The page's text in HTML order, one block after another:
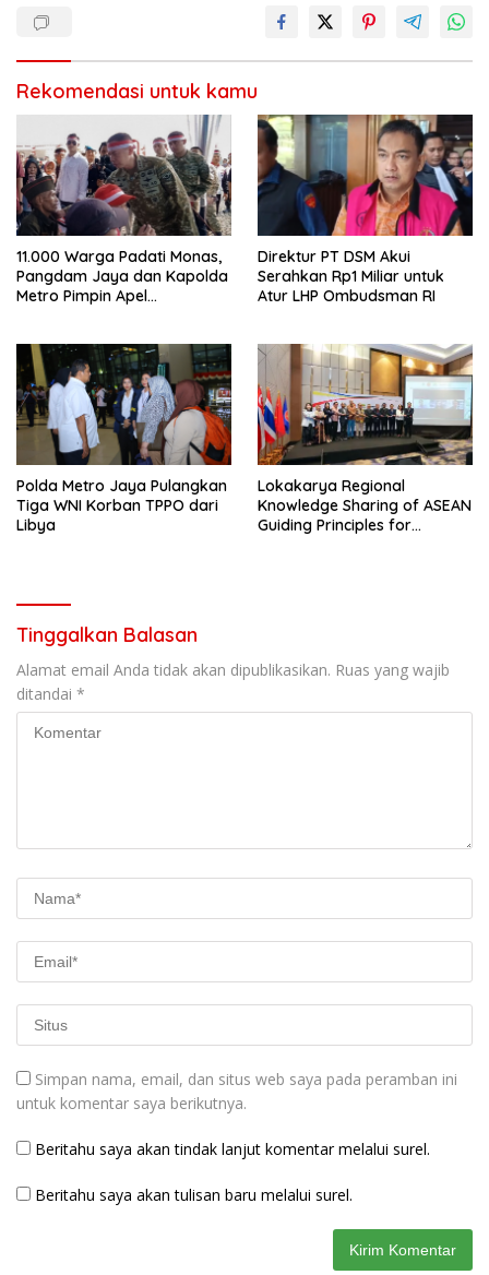
Rekomendasi untuk kamu
11.000 Warga Padati Monas,
Pangdam Jaya dan Kapolda
Metro Pimpin Apel
Direktur PT DSM Akui
Serahkan Rp1 Miliar untuk
Atur LHP Ombudsman RI
Polda Metro Jaya Pulangkan
Tiga WNI Korban TPPO dari
Libya
Lokakarya Regional
Knowledge Sharing of ASEAN
Guiding Principles for
Tinggalkan Balasan
Alamat email Anda tidak akan dipublikasikan. Ruas yang wajib
ditandai *
Simpan nama, email, dan situs web saya pada peramban ini
untuk komentar saya berikutnya.
Beritahu saya akan tindak lanjut komentar melalui surel.
Beritahu saya akan tulisan baru melalui surel.